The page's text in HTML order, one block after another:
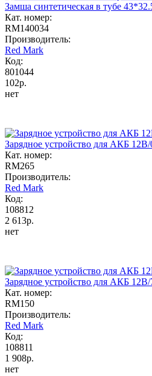
Замша синтетическая в тубе
Кат. номер:
RM140034
Производитель:
Red Mark
Код:
801044
102р.
нет
Зарядное устройство для АКБ
Кат. номер:
RM265
Производитель:
Red Mark
Код:
108812
2 613р.
нет
Зарядное устройство для АКБ
Кат. номер:
RM150
Производитель:
Red Mark
Код:
108811
1 908р.
нет